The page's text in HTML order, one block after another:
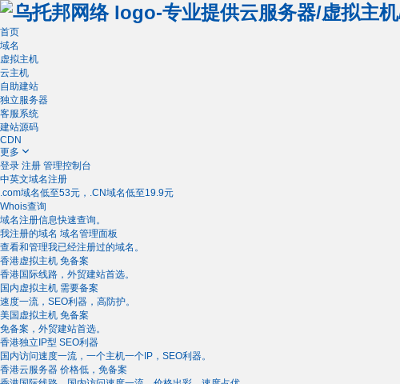
首页
域名
虚拟主机
云主机
自助建站
独立服务器
客服系统
建站源码
CDN
更多
登录 注册 管理控制台
中英文域名注册
.com域名低至53元，.CN域名低至19.9元
Whois查询
域名注册信息快速查询。
我注册的域名 域名管理面板
查看和管理我已经注册过的域名。
香港虚拟主机 免备案
香港国际线路，外贸建站首选。
国内虚拟主机 需要备案
速度一流，SEO利器，高防护。
美国虚拟主机 免备案
免备案，外贸建站首选。
香港独立IP型 SEO利器
国内访问速度一流，一个主机一个IP，SEO利器。
香港云服务器 价格低，免备案